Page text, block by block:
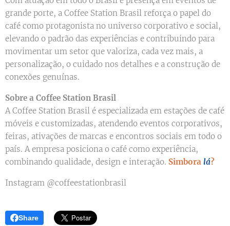
grande porte, a Coffee Station Brasil reforça o papel do
café como protagonista no universo corporativo e social,
elevando o padrão das experiências e contribuindo para
movimentar um setor que valoriza, cada vez mais, a
personalização, o cuidado nos detalhes e a construção de
conexões genuínas.
Sobre a Coffee Station Brasil
A Coffee Station Brasil é especializada em estações de café
móveis e customizadas, atendendo eventos corporativos,
feiras, ativações de marcas e encontros sociais em todo o
país. A empresa posiciona o café como experiência,
combinando qualidade, design e interação. Simbora lá?
Instagram @coffeestationbrasil
Share